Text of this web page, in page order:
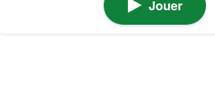
Jouer